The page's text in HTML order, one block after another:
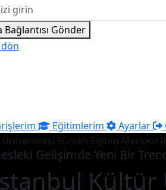
Bağlantısı Gönder
dön
Eğitimlerim Ayarlar
Gelişimde Yeni Bir
Kültür